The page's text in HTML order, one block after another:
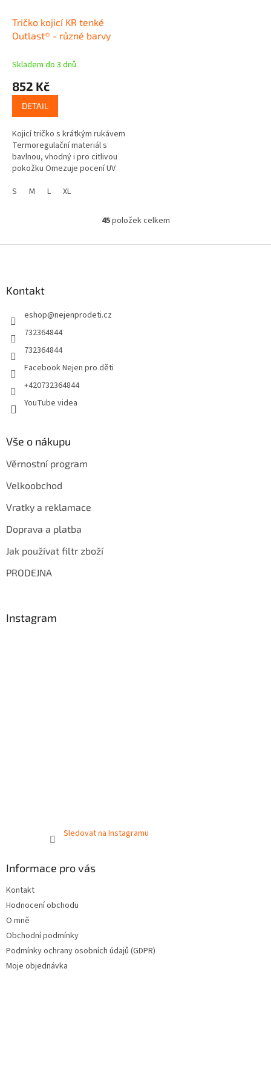
Tričko kojicí KR tenké
Outlast® - různé barvy
Skladem do 3 dnů
852 Kč
DETAIL
Kojicí tričko s krátkým rukávem
Termoregulační materiál s
bavlnou, vhodný i pro citlivou
pokožku Omezuje pocení UV
sedí, nevytahá se Přední díl...
S M L XL
O
l
45položek celkem
Kontakt
eshop@nejenprodeti.cz
732364844
732364844
Facebook Nejen pro děti
+420732364844
YouTube videa
Vše o nákupu
Věrnostní program
Velkoobchod
Vratky a reklamace
Doprava a platba
Jak používat filtr zboží
PRODEJNA
Instagram
Sledovat na Instagramu
Informace pro vás
Kontakt
Hodnocení obchodu
O mně
Obchodní podmínky
Podmínky ochrany osobních údajů (GDPR)
Moje objednávka